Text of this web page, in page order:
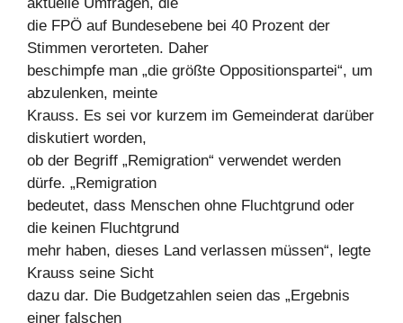
die FPÖ auf Bundesebene bei 40 Prozent der
Stimmen verorteten. Daher
beschimpfe man „die größte Oppositionspartei“, um
abzulenken, meinte
Krauss. Es sei vor kurzem im Gemeinderat darüber
diskutiert worden,
ob der Begriff „Remigration“ verwendet werden
dürfe. „Remigration
bedeutet, dass Menschen ohne Fluchtgrund oder
die keinen Fluchtgrund
mehr haben, dieses Land verlassen müssen“, legte
Krauss seine Sicht
dazu dar. Die Budgetzahlen seien das „Ergebnis
einer falschen